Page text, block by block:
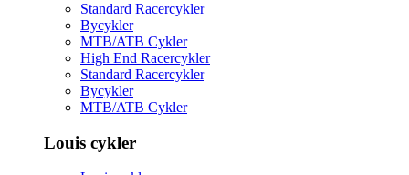
Standard Racercykler
Bycykler
MTB/ATB Cykler
High End Racercykler
Standard Racercykler
Bycykler
MTB/ATB Cykler
Louis cykler